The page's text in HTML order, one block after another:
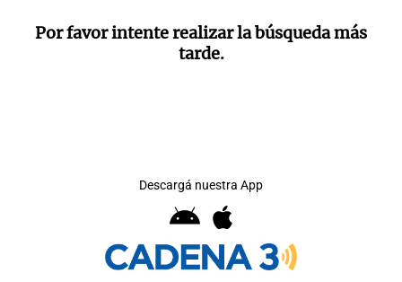
Por favor intente realizar la búsqueda más
tarde.
Descargá nuestra App